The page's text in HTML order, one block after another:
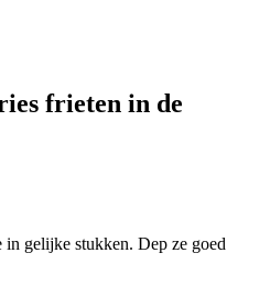
frieten in de
in gelijke stukken. Dep ze goed